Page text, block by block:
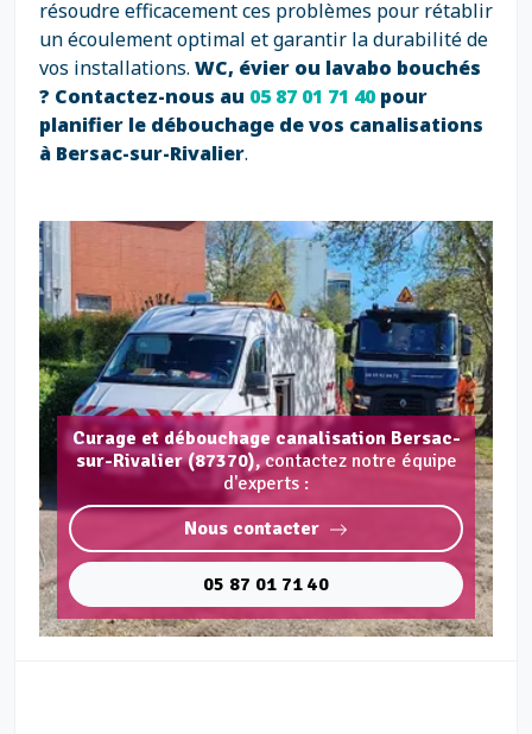
résoudre efficacement ces problèmes pour rétablir
un écoulement optimal et garantir la durabilité de
vos installations. WC, évier ou lavabo bouchés
? Contactez-nous au 05 87 01 71 40pour
planifier le débouchage de vos canalisations
à Bersac-sur-Rivalier.
Curage et débouchage canalisation Bersac-
sur-Rivalier (87370),contactez notre équipe
d'experts :
Nous contacter
05 87 01 71 40